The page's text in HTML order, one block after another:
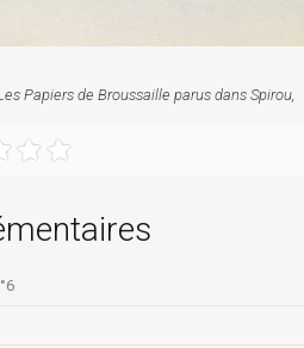
Papiers de Broussaille parus dans Spirou